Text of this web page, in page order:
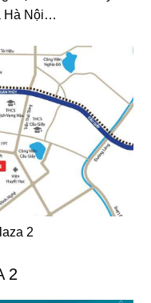
Hà Nội…
2
2